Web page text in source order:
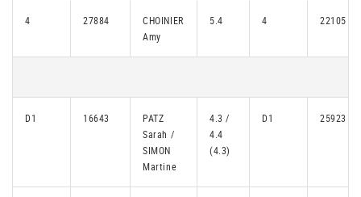
4 27884
CHOINIER
Amy
5.4 4 22105
D1 16643
PATZ
Sarah /
SIMON
Martine
4.3 /
4.4
(4.3)
D1 25923